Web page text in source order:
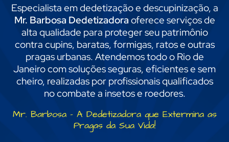
Especialista em dedetização e descupinização, a
Mr. Barbosa Dedetizadoraoferece serviços de
alta qualidade para proteger seu patrimônio
contra cupins, baratas, formigas, ratos e outras
pragas urbanas. Atendemos todo o Rio de
Janeiro com soluções seguras, eficientes e sem
cheiro, realizadas por profissionais qualificados
no combate a insetos e roedores.
Mr. Barbosa – A Dedetizadora que Extermina as
Pragas da Sua Vida!